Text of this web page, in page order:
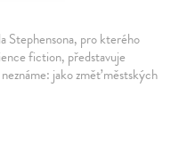
Stephensona, pro kterého
fiction, představuje
jako změť městských